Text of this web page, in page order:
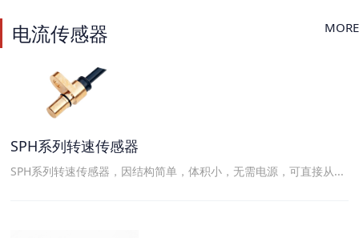
电流传感器 MORE
SPH系列转速传感器
SPH系列转速传感器，因结构简单，体积小，无需电源，可直接从...